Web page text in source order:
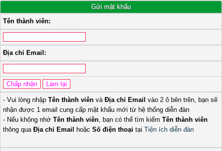
Gửi mật khẩu
Tên thành viên:
Địa chỉ Email:
- Vui lòng nhập Tên thành viên và Địa chỉ Email vào 2 ô bên trên, bạn sẽ
nhận được 1 email cung cấp mật khẩu mới từ hệ thống diễn đàn
- Nếu không nhớ Tên thành viên, bạn có thể tìm kiếm Tên thành viên
thông qua Địa chỉ Email hoặc Số điện thoại tại Tiện ích diễn đàn